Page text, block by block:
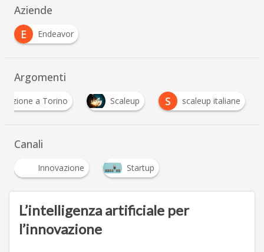
Aziende
E
Endeavor
Argomenti
a Torino Scaleup S scaleup italiane
Canali
Innovazione Startup
L’intelligenza artificiale per
l’innovazione